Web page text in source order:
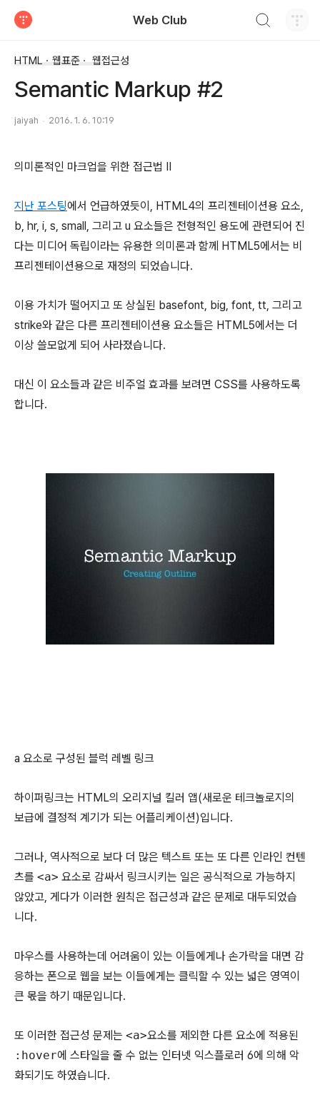
Web Club
HTMLㆍ웹표준ㆍ 웹접근성
Semantic Markup #2
jaiyah 2016. 1. 6. 10:19
의미론적인 마크업을 위한 접근법 Ⅱ
지난 포스팅에서 언급하였듯이, HTML4의 프리젠테이션용 요소,
b, hr, i, s, small, 그리고 u 요소들은 전형적인 용도에 관련되어 진
다는 미디어 독립이라는 유용한 의미론과 함께 HTML5에서는 비
프리젠테이션용으로 재정의 되었습니다.
이용 가치가 떨어지고 또 상실된 basefont, big, font, tt, 그리고
strike와 같은 다른 프리젠테이션용 요소들은 HTML5에서는 더
이상 쓸모없게 되어 사라졌습니다.
대신 이 요소들과 같은 비주얼 효과를 보려면 CSS를 사용하도록
합니다.
a 요소로 구성된 블럭 레벨 링크
하이퍼링크는 HTML의 오리지널 킬러 앱(새로운 테크놀로지의
보급에 결정적 계기가 되는 어플리케이션)입니다.
그러나, 역사적으로 보다 더 많은 텍스트 또는 또 다른 인라인 컨텐
츠를 <a> 요소로 감싸서 링크시키는 일은 공식적으로 가능하지
않았고, 게다가 이러한 원칙은 접근성과 같은 문제로 대두되었습
니다.
마우스를 사용하는데 어려움이 있는 이들에게나 손가락을 대면 감
응하는 폰으로 웹을 보는 이들에게는 클릭할 수 있는 넓은 영역이
큰 몫을 하기 때문입니다.
또 이러한 접근성 문제는 <a>요소를 제외한 다른 요소에 적용된
:hover에 스타일을 줄 수 없는 인터넷 익스플로러 6에 의해 악
화되기도 하였습니다.